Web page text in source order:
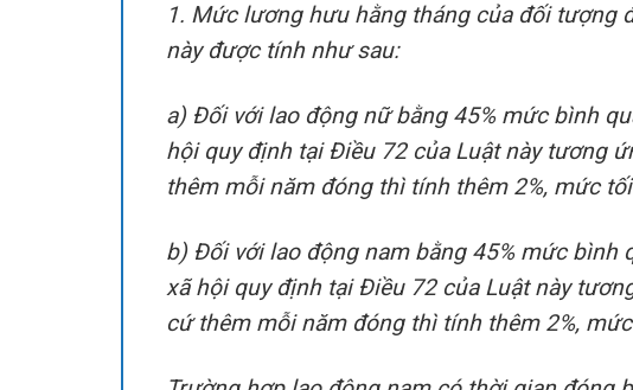
1. Mức lương hưu hằng tháng của đối tượng
này được tính như sau:
a) Đối với lao động nữ bằng 45% mức bình
hội quy định tại Điều 72 của Luật này tương
thêm mỗi năm đóng thì tính thêm 2%, mức
b) Đối với lao động nam bằng 45% mức
xã hội quy định tại Điều 72 của Luật này
cứ thêm mỗi năm đóng thì tính thêm 2%,